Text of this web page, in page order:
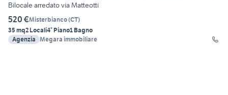
Bilocale arredato via Matteotti
520 €Misterbianco(CT)
35 mq2 Locali4° Piano1 Bagno
Agenzia Megara immobiliare